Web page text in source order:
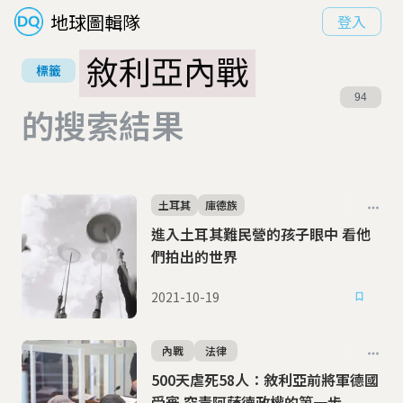
地球圖輯隊 登入
標籤
敘利亞內戰
的搜索結果
94
進入土耳其難民營的孩子眼中 看他
們拍出的世界
土耳其 庫德族
2021-10-19
500天虐死58人：敘利亞前將軍德國
內戰 法律